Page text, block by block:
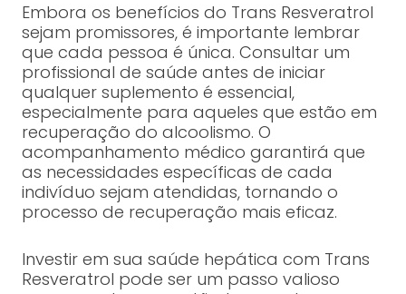
Embora os benefícios do Trans Resveratrol
sejam promissores, é importante lembrar
que cada pessoa é única. Consultar um
profissional de saúde antes de iniciar
qualquer suplemento é essencial,
especialmente para aqueles que estão em
recuperação do alcoolismo. O
acompanhamento médico garantirá que
as necessidades específicas de cada
indivíduo sejam atendidas, tornando o
processo de recuperação mais eficaz.
Investir em sua saúde hepática com Trans
Resveratrol pode ser um passo valioso